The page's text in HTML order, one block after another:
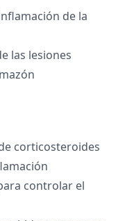
de la
las lesiones
corticosteroides
controlar el